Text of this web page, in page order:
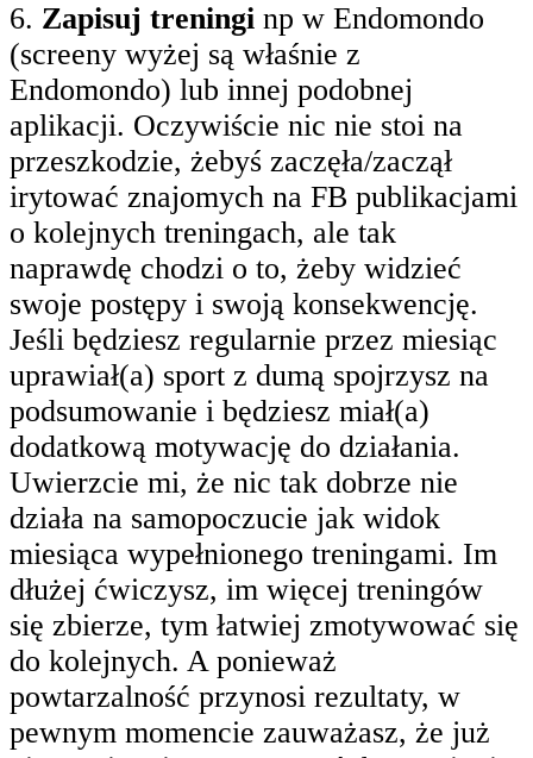
6. Zapisuj treningi np w Endomondo
(screeny wyżej są właśnie z
Endomondo) lub innej podobnej
aplikacji. Oczywiście nic nie stoi na
przeszkodzie, żebyś zaczęła/zaczął
irytować znajomych na FB publikacjami
o kolejnych treningach, ale tak
naprawdę chodzi o to, żeby widzieć
swoje postępy i swoją konsekwencję.
Jeśli będziesz regularnie przez miesiąc
uprawiał(a) sport z dumą spojrzysz na
podsumowanie i będziesz miał(a)
dodatkową motywację do działania.
Uwierzcie mi, że nic tak dobrze nie
działa na samopoczucie jak widok
miesiąca wypełnionego treningami. Im
dłużej ćwiczysz, im więcej treningów
się zbierze, tym łatwiej zmotywować się
do kolejnych. A ponieważ
powtarzalność przynosi rezultaty, w
pewnym momencie zauważasz, że już